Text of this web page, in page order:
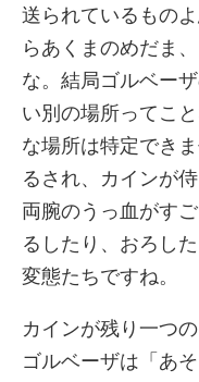
送られているもの
らあくまのめだま
な。結局ゴルベー
い別の場所ってこ
な場所は特定でき
るされ、カインが
両腕のうっ血がす
るしたり、おろし
変態たちですね。
カインが残り一つ
ゴルベーザは「あ